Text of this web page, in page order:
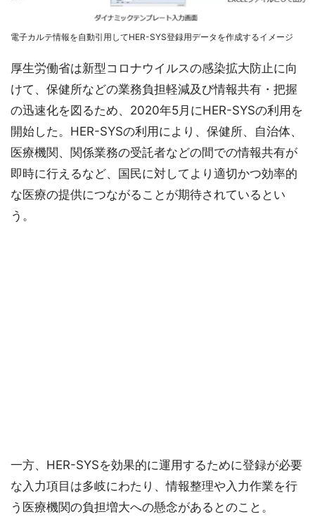
電子カルテ情報を自動引用してHER-SYS登録用データを作成するイメージ
厚生労働省は新型コロナウイルスの感染拡大防止に向
けて、保健所などの業務負担軽減及び情報共有・把握
の迅速化を図るため、2020年5月にHER-SYSの利用を
開始した。HER-SYSの利用により、保健所、自治体、
医療機関、関係業務の受託者などの間での情報共有が
即時に行えるなど、国民に対してより適切かつ効率的
な医療の提供につながることが期待されているとい
う。
一方、HER-SYSを効果的に運用するために登録が必要
な入力項目は多岐にわたり、情報整理や入力作業を行
う医療機関の負担増大への懸念があるとのこと。